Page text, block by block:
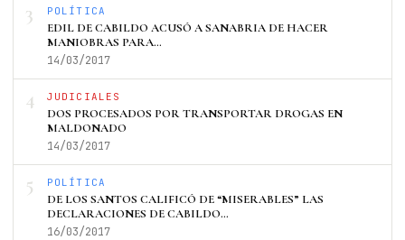
3 POLÍTICA
EDIL DE CABILDO ACUSÓ A SANABRIA DE HACER
MANIOBRAS PARA…
14/03/2017
4 JUDICIALES
DOS PROCESADOS POR TRANSPORTAR DROGAS EN
MALDONADO
14/03/2017
5 POLÍTICA
DE LOS SANTOS CALIFICÓ DE “MISERABLES” LAS
DECLARACIONES DE CABILDO…
16/03/2017